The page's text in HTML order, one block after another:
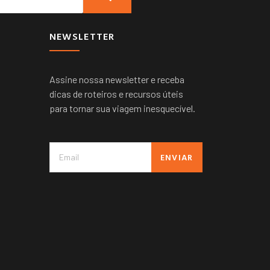
NEWSLETTER
Assine nossa newsletter e receba
dicas de roteiros e recursos úteis
para tornar sua viagem inesquecível.
ENVIAR